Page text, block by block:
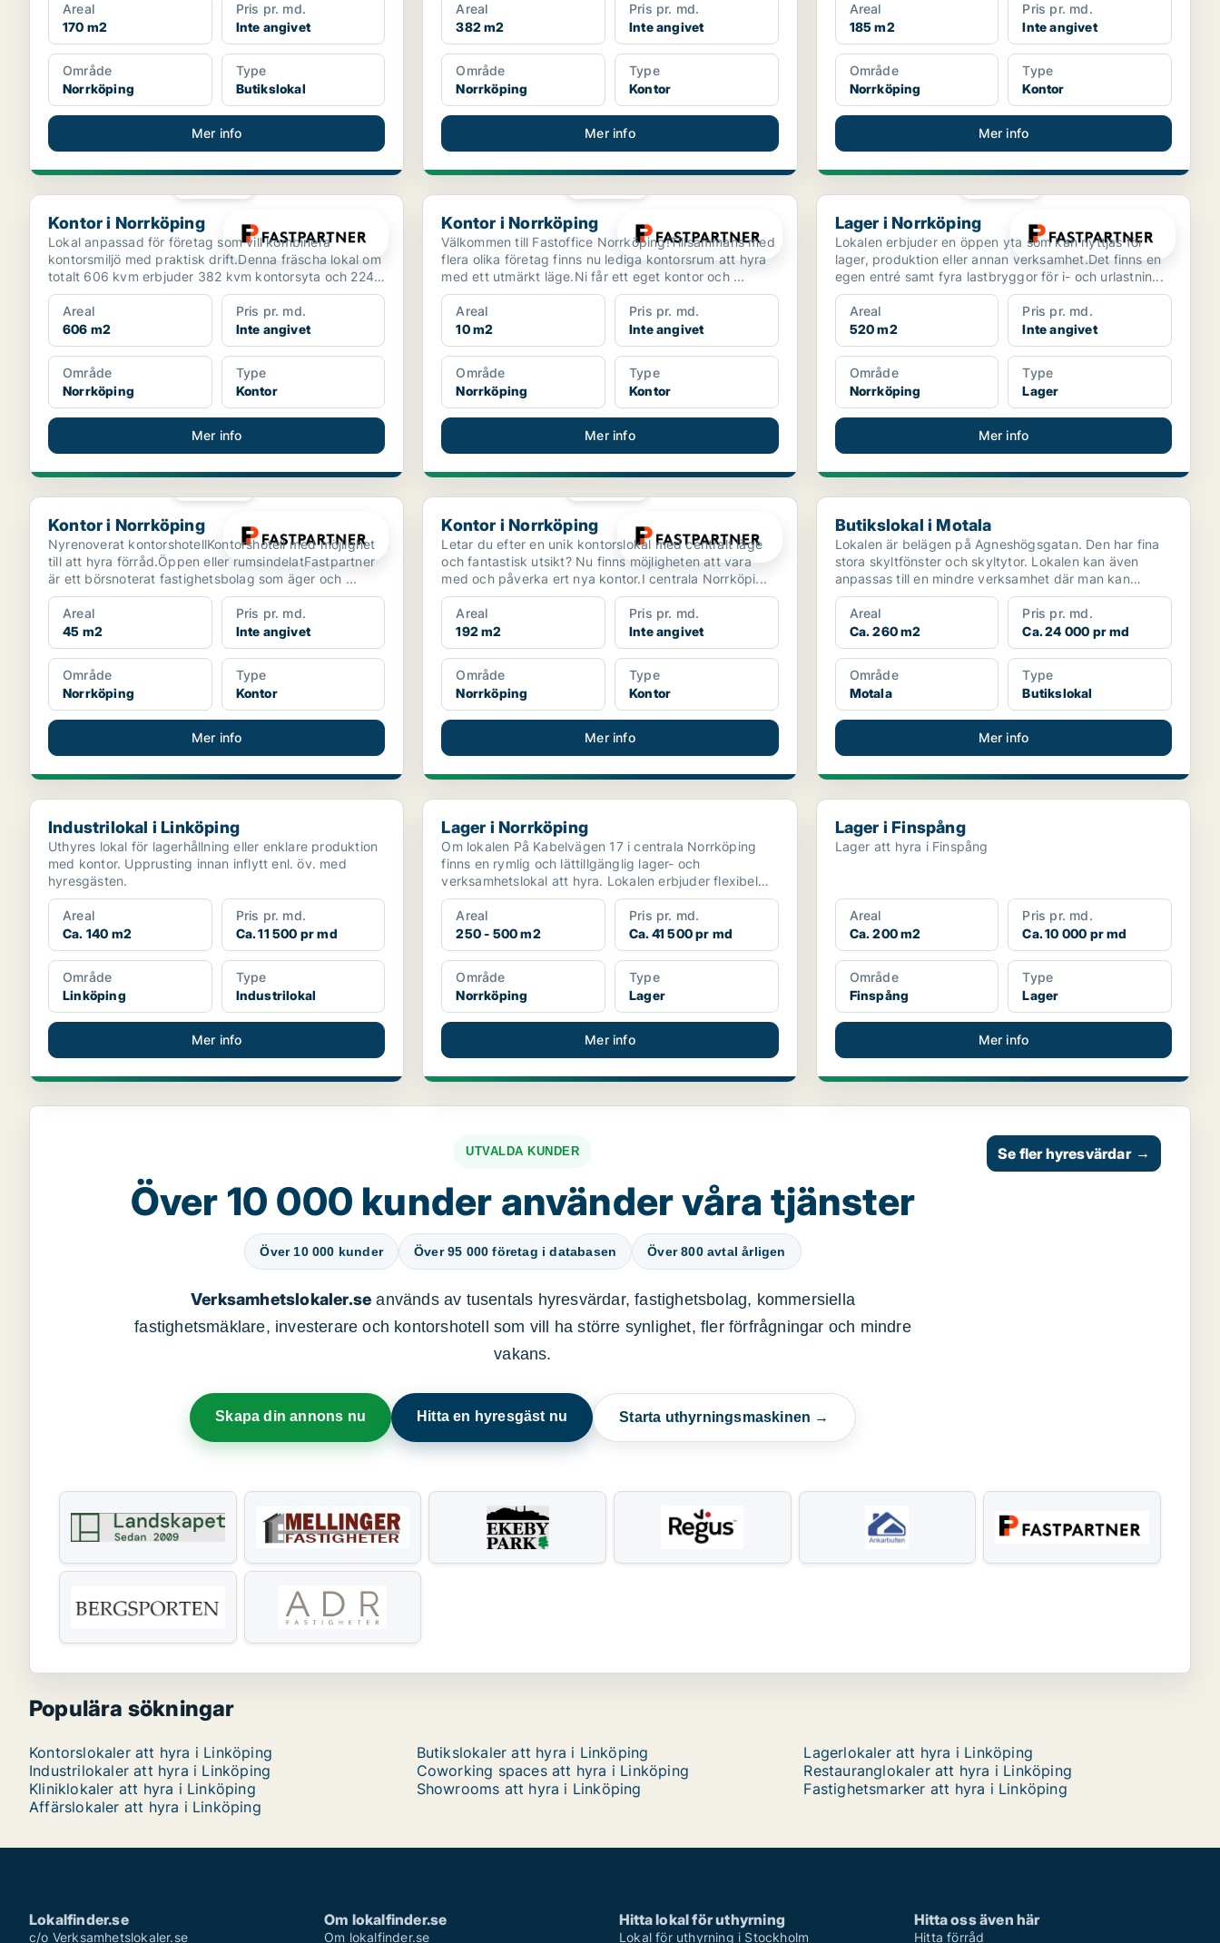
Areal
170 m2
Pris pr. md.
Inte angivet
Område
Norrköping
Type
Butikslokal
Mer info
Areal
382 m2
Pris pr. md.
Inte angivet
Område
Norrköping
Type
Kontor
Mer info
Areal
185 m2
Pris pr. md.
Inte angivet
Område
Norrköping
Type
Kontor
Mer info
Kontor i Norrköping
Kontor i Norrköping
Lokal anpassad för företag som vill kombinera
kontorsmiljö med praktisk drift.Denna fräscha lokal om
totalt 606 kvm erbjuder 382 kvm kontorsyta och 224
kvm l...
Areal
606 m2
Pris pr. md.
Inte angivet
Område
Norrköping
Type
Kontor
Mer info
Kontor i Norrköping
Kontor i Norrköping
Välkommen till Fastoffice Norrköping!Tillsammans med
flera olika företag finns nu lediga kontorsrum att hyra
med ett utmärkt läge.Ni får ett eget kontor och ...
Areal
10 m2
Pris pr. md.
Inte angivet
Område
Norrköping
Type
Kontor
Mer info
Lager i Norrköping
Lager i Norrköping
Lokalen erbjuder en öppen yta som kan nyttjas för
lager, produktion eller annan verksamhet.Det finns en
egen entré samt fyra lastbryggor för i- och urlastnin...
Areal
520 m2
Pris pr. md.
Inte angivet
Område
Norrköping
Type
Lager
Mer info
Kontor i Norrköping
Kontor i Norrköping
Nyrenoverat kontorshotellKontorshotell med möjlighet
till att hyra förråd.Öppen eller rumsindelatFastpartner
är ett börsnoterat fastighetsbolag som äger och ...
Areal
45 m2
Pris pr. md.
Inte angivet
Område
Norrköping
Type
Kontor
Mer info
Kontor i Norrköping
Kontor i Norrköping
Letar du efter en unik kontorslokal med centralt läge
och fantastisk utsikt? Nu finns möjligheten att vara
med och påverka ert nya kontor.I centrala Norrköpi...
Areal
192 m2
Pris pr. md.
Inte angivet
Område
Norrköping
Type
Kontor
Mer info
Butikslokal i Motala
Butikslokal i Motala
Lokalen är belägen på Agneshögsgatan. Den har fina
stora skyltfönster och skyltytor. Lokalen kan även
anpassas till en mindre verksamhet där man kan
stycka a...
Areal
Ca. 260 m2
Pris pr. md.
Ca. 24 000 pr md
Område
Motala
Type
Butikslokal
Mer info
Industrilokal i Linköping
Industrilokal i Linköping
Uthyres lokal för lagerhållning eller enklare produktion
med kontor. Upprusting innan inflytt enl. öv. med
hyresgästen.
Areal
Ca. 140 m2
Pris pr. md.
Ca. 11 500 pr md
Område
Linköping
Type
Industrilokal
Mer info
Lager i Norrköping
Lager i Norrköping
Om lokalen På Kabelvägen 17 i centrala Norrköping
finns en rymlig och lättillgänglig lager- och
verksamhetslokal att hyra. Lokalen erbjuder flexibel
yta om ...
Areal
250 - 500 m2
Pris pr. md.
Ca. 41 500 pr md
Område
Norrköping
Type
Lager
Mer info
Lager i Finspång
Lager i Finspång
Lager att hyra i Finspång
Areal
Ca. 200 m2
Pris pr. md.
Ca. 10 000 pr md
Område
Finspång
Type
Lager
Mer info
UTVALDA KUNDER
Över 10 000 kunder använder våra tjänster
Över 10 000 kunder Över 95 000 företag i databasen Över 800 avtal årligen
Verksamhetslokaler.se används av tusentals hyresvärdar, fastighetsbolag, kommersiella
fastighetsmäklare, investerare och kontorshotell som vill ha större synlighet, fler förfrågningar och mindre
vakans.
Skapa din annons nu Hitta en hyresgäst nu Starta uthyrningsmaskinen →
Se fler hyresvärdar →
Populära sökningar
Kontorslokaler att hyra i Linköping Butikslokaler att hyra i Linköping
Lagerlokaler att hyra i Linköping
Industrilokaler att hyra i Linköping
Coworking spaces att hyra i Linköping
Restauranglokaler att hyra i Linköping
Kliniklokaler att hyra i Linköping
Showrooms att hyra i Linköping
Fastighetsmarker att hyra i Linköping
Affärslokaler att hyra i Linköping
Lokalfinder.se
c/o Verksamhetslokaler.se
Om lokalfinder.se
Om lokalfinder.se
Hitta lokal för uthyrning
Lokal för uthyrning i Stockholm
Hitta oss även här
Hitta förråd